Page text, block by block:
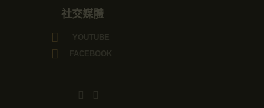
社交媒體
YOUTUBE
FACEBOOK